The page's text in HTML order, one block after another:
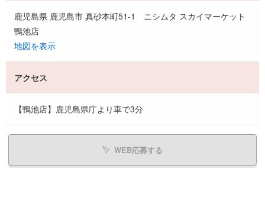
鹿児島県 鹿児島市 真砂本町51-1 ニシムタ スカイマーケット
鴨池店
地図を表示
アクセス
【鴨池店】鹿児島県庁より車で3分
WEB応募する